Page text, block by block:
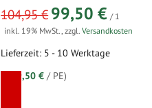
sonderangebot
104,95 € 99,50 € / 1
inkl. 19% MwSt.,zzgl.Versandkosten
Lieferzeit: 5 - 10 Werktage
99,50 € / PE)